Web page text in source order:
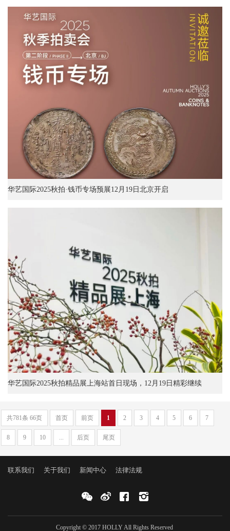
华艺国际2025秋拍·钱币专场预展12月19日北京开启
华艺国际2025秋拍精品展上海站首日现场，12月19日精彩继续
共781条 66页 首页 前页 1 2 3 4 5 6 7
8 9 10 后页 尾页
联系我们 关于我们 新闻中心 法律法规
Copyright © 2017 HOLLY All Rights Reserved